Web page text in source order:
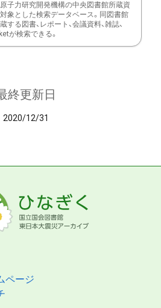
子力研究開発機構の中央図書館所蔵資
象とした検索データベース。同図書館
する図書、レポート、会議資料、雑誌、
が検索できる。
終更新日
2020/12/31
ページ